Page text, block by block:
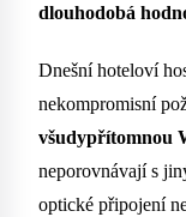
dlouhodobá
Dnešní hoteloví
nekompromisní
všudypřítomnou
neporovnávají s
optické připojení